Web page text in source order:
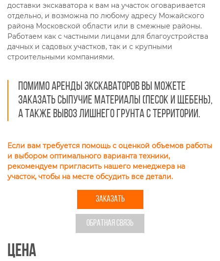
доставки экскаватора к вам на участок оговаривается
отдельно, и возможна по любому адресу Можайского
района Московской области или в смежные районы.
Работаем как с частными лицами для благоустройства
дачных и садовых участков, так и с крупными
строительными компаниями.
Помимо аренды экскаваторов вы можете
заказать сыпучие материалы (песок и щебень),
а также вывоз лишнего грунта с территории.
Если вам требуется помощь с оценкой объемов работы
и выбором оптимального варианта техники,
рекомендуем пригласить нашего менеджера на
участок, чтобы на месте обсудить все детали.
ЗАКАЗАТЬ
ОБРАТНАЯ СВЯЗЬ
Цена